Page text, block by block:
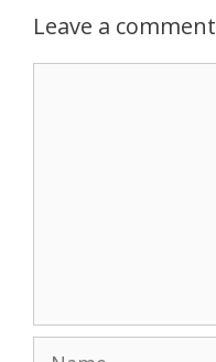
Leave a comment
Name